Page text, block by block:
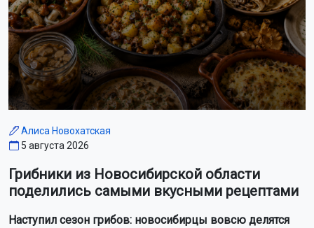
Алиса Новохатская
5 августа 2026
Грибники из Новосибирской области
поделились самыми вкусными рецептами
Наступил сезон грибов: новосибирцы вовсю делятся